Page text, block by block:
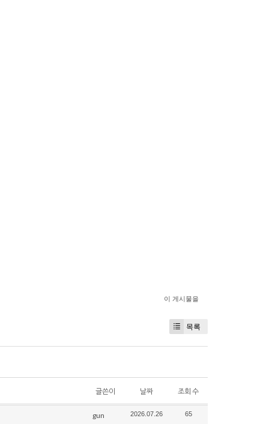
이 게시물을
목록
글쓴이 날짜 조회 수
gun 2026.07.26 65